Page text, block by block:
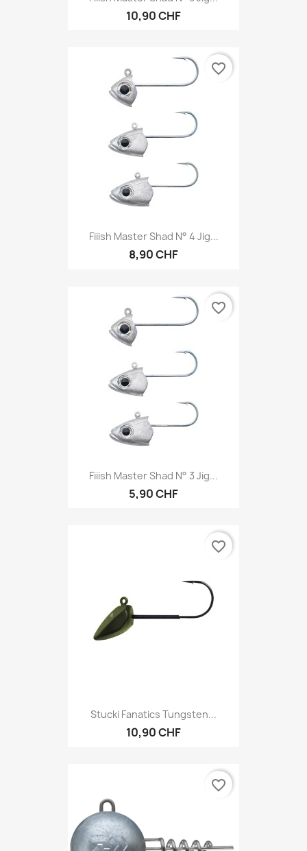
10,90 CHF
Fiiish Master Shad N° 4 Jig...
8,90 CHF
favorite_border
Fiiish Master Shad N° 3 Jig...
5,90 CHF
favorite_border
Stucki Fanatics Tungsten...
10,90 CHF
favorite_border
favorite_border